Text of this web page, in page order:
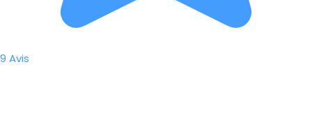
9 Avis